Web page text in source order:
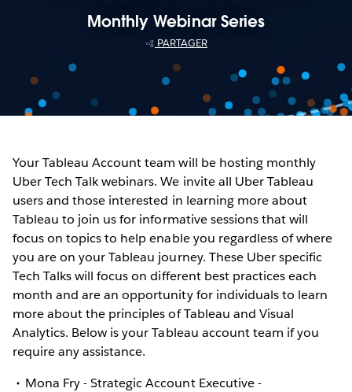
Monthly Webinar Series
PARTAGER
Your Tableau Account team will be hosting monthly
Uber Tech Talk webinars. We invite all Uber Tableau
users and those interested in learning more about
Tableau to join us for informative sessions that will
focus on topics to help enable you regardless of where
you are on your Tableau journey. These Uber specific
Tech Talks will focus on different best practices each
month and are an opportunity for individuals to learn
more about the principles of Tableau and Visual
Analytics. Below is your Tableau account team if you
require any assistance.
Mona Fry - Strategic Account Executive -